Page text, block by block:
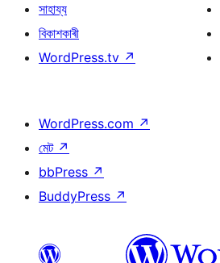
সাহায্য
বিকাশকাৰী
WordPress.tv ↗
WordPress.com ↗
মেট ↗
bbPress ↗
BuddyPress ↗